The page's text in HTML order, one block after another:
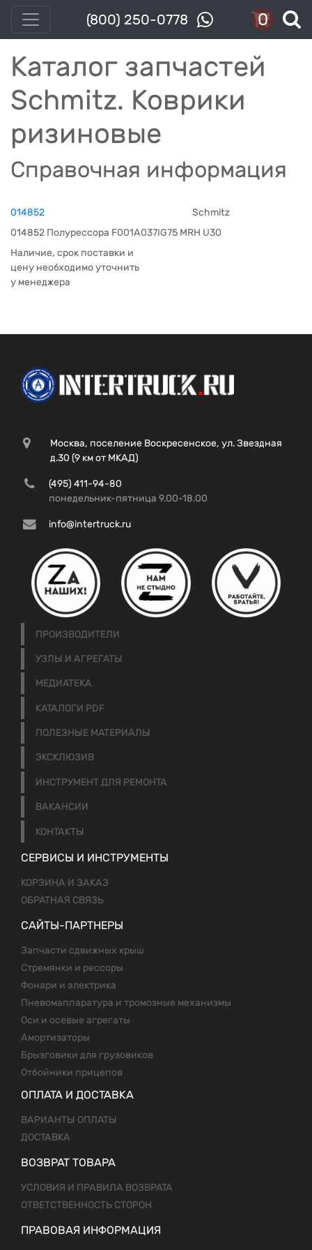
(800) 250-0778 0
Каталог запчастей
Schmitz. Коврики
ризиновые
Справочная информация
014852
Schmitz
014852 Полурессора F001A037IG75 MRH U30
Наличие, срок поставки и
цену необходимо уточнить
у менеджера
Москва, поселение Воскресенское, ул. Звездная
д.30 (9 км от МКАД)
(495) 411-94-80
понедельник-пятница 9.00-18.00
info@intertruck.ru
ПРОИЗВОДИТЕЛИ
УЗЛЫ И АГРЕГАТЫ
МЕДИАТЕКА
КАТАЛОГИ PDF
ПОЛЕЗНЫЕ МАТЕРИАЛЫ
ЭКСКЛЮЗИВ
ИНСТРУМЕНТ ДЛЯ РЕМОНТА
ВАКАНСИИ
КОНТАКТЫ
СЕРВИСЫ И ИНСТРУМЕНТЫ
КОРЗИНА И ЗАКАЗ
ОБРАТНАЯ СВЯЗЬ
САЙТЫ-ПАРТНЕРЫ
Запчасти сдвижных крыш
Стремянки и рессоры
Фонари и электрика
Пневомаппаратура и тромозные механизмы
Оси и осевые агрегаты
Амортизаторы
Брызговики для грузовиков
Отбойники прицепов
ОПЛАТА И ДОСТАВКА
ВАРИАНТЫ ОПЛАТЫ
ДОСТАВКА
ВОЗВРАТ ТОВАРА
УСЛОВИЯ И ПРАВИЛА ВОЗВРАТА
ОТВЕТСТВЕННОСТЬ СТОРОН
ПРАВОВАЯ ИНФОРМАЦИЯ